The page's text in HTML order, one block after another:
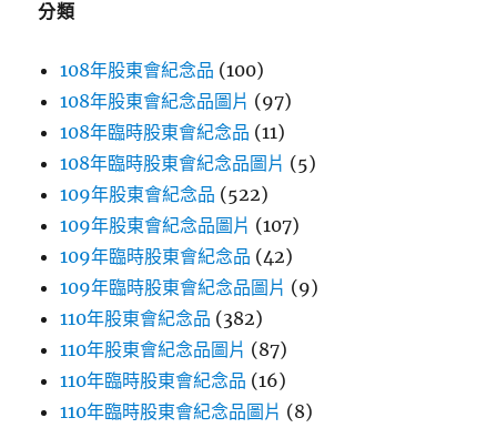
分類
108年股東會紀念品 (100)
108年股東會紀念品圖片 (97)
108年臨時股東會紀念品 (11)
108年臨時股東會紀念品圖片 (5)
109年股東會紀念品 (522)
109年股東會紀念品圖片 (107)
109年臨時股東會紀念品 (42)
109年臨時股東會紀念品圖片 (9)
110年股東會紀念品 (382)
110年股東會紀念品圖片 (87)
110年臨時股東會紀念品 (16)
110年臨時股東會紀念品圖片 (8)